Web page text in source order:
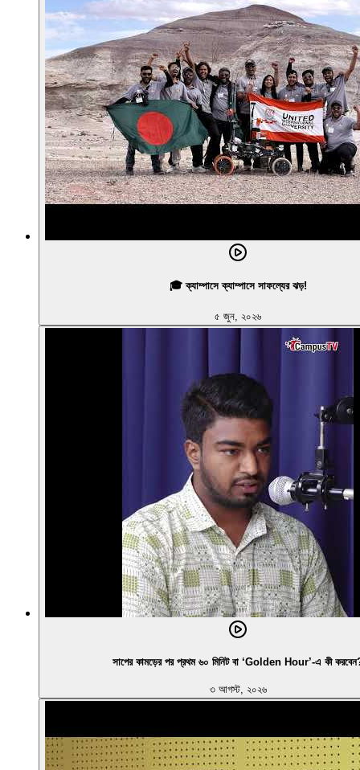
🎓 ক্যাম্পাসে ক্যাম্পাসে সাফল্যের ঝড়!
৫ জুন, ২০২৬
সাপের কামড়ের পর প্রথম ৬০ মিনিট বা ‘Golden Hour’-এ কী
৩ আগস্ট, ২০২৬